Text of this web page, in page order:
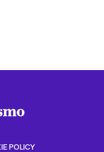
POLICY